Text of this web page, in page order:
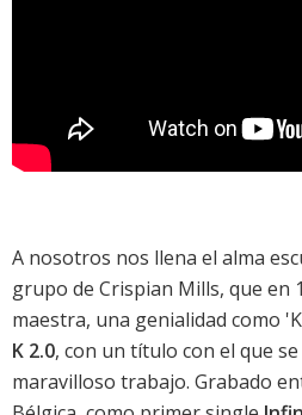
A nosotros nos llena el alma
grupo de Crispian Mills, que en
maestra, una genialidad como
K 2.0, con un título con el que
maravilloso trabajo. Grabado